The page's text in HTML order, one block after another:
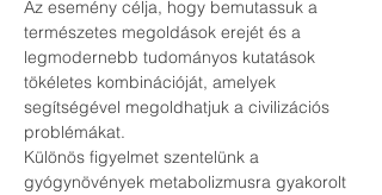
Az esemény célja, hogy bemutassuk a
természetes megoldások erejét és a
legmodernebb tudományos kutatások
tökéletes kombinációját, amelyek
segítségével megoldhatjuk a civilizációs
problémákat.
Különös figyelmet szentelünk a
gyógynövények metabolizmusra gyakorolt